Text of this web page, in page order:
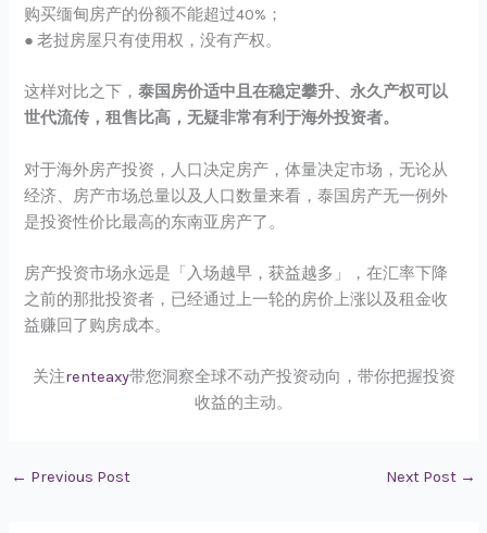
购买缅甸房产的份额不能超过40%；
● 老挝房屋只有使用权，没有产权。
这样对比之下，泰国房价适中且在稳定攀升、永久产权可以
世代流传，租售比高，无疑非常有利于海外投资者。
对于海外房产投资，人口决定房产，体量决定市场，无论从
经济、房产市场总量以及人口数量来看，泰国房产无一例外
是投资性价比最高的东南亚房产了。
房产投资市场永远是「入场越早，获益越多」，在汇率下降
之前的那批投资者，已经通过上一轮的房价上涨以及租金收
益赚回了购房成本。
关注renteaxy带您洞察全球不动产投资动向，带你把握投资
收益的主动。
← Previous Post Next Post →